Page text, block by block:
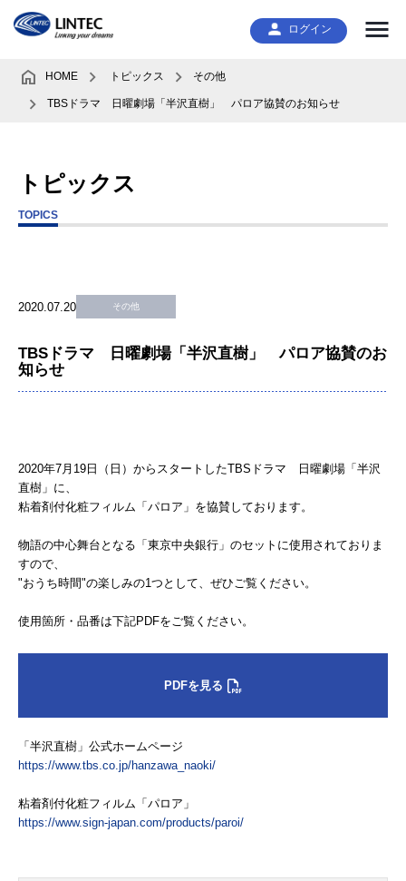
ログイン
HOME トピックス その他
TBSドラマ 日曜劇場「半沢直樹」 パロア協賛のお知らせ
トピックス
TOPICS
2020.07.20 その他
TBSドラマ 日曜劇場「半沢直樹」 パロア協賛のお
知らせ
2020年7月19日（日）からスタートしたTBSドラマ 日曜劇場「半沢
直樹」に、
粘着剤付化粧フィルム「パロア」を協賛しております。
物語の中心舞台となる「東京中央銀行」のセットに使用されておりま
すので、
"おうち時間"の楽しみの1つとして、ぜひご覧ください。
使用箇所・品番は下記PDFをご覧ください。
PDFを見る
「半沢直樹」公式ホームページ
https://www.tbs.co.jp/hanzawa_naoki/
粘着剤付化粧フィルム「パロア」
https://www.sign-japan.com/products/paroi/